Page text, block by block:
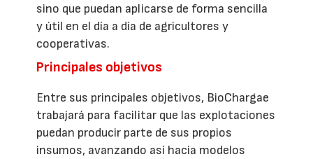
sino que puedan aplicarse de forma sencilla
y útil en el día a día de agricultores y
cooperativas.
Principales objetivos
Entre sus principales objetivos, BioChargae
trabajará para facilitar que las explotaciones
puedan producir parte de sus propios
insumos, avanzando así hacia modelos